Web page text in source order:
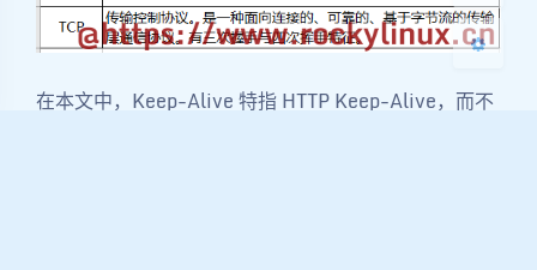
在本文中，Keep-Alive 特指 HTTP Keep-Alive，而不